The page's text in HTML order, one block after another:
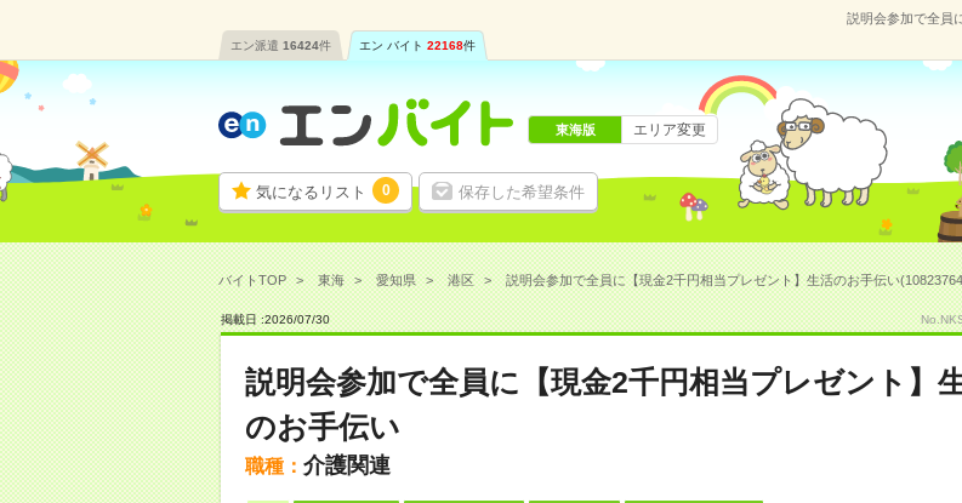
説明会参加で全員
エン派遣 16424件 エン バイト 22168件
気になるリスト 0 保存した希望条件
東海版 エリア変更
バイトTOP 東海 愛知県 港区 説明会参加で全員に【現金2千円相当プレゼント】生活のお手伝い
掲載日 :2026/07/30
説明会参加で全員に【現金2千円相当プレゼント】
のお手伝い
職種： 介護関連